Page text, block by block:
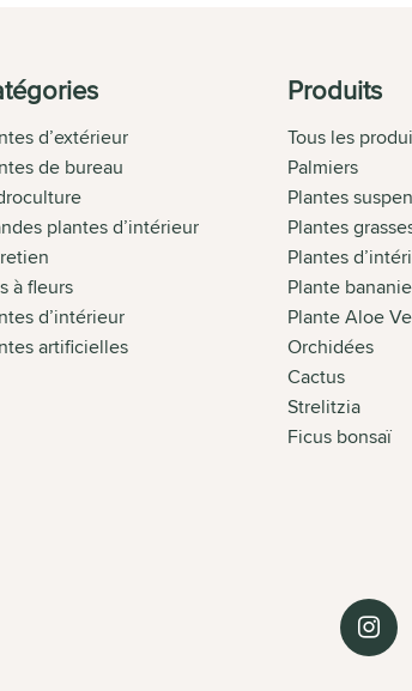
d’extérieur
de bureau
plantes d’intérieur
à fleurs
d’intérieur
artificielles
Produits
Tous les
Palmiers
Plantes
Plantes
Plantes
Plante
Plante Aloe
Orchidées
Cactus
Strelitzia
Ficus bonsaï